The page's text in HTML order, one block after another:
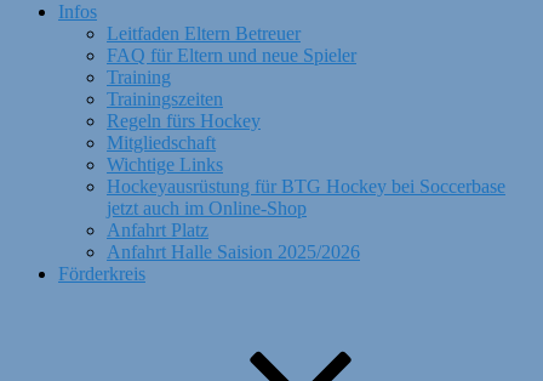
Infos
Leitfaden Eltern Betreuer
FAQ für Eltern und neue Spieler
Training
Trainingszeiten
Regeln fürs Hockey
Mitgliedschaft
Wichtige Links
Hockeyausrüstung für BTG Hockey bei Soccerbase
jetzt auch im Online-Shop
Anfahrt Platz
Anfahrt Halle Saision 2025/2026
Förderkreis